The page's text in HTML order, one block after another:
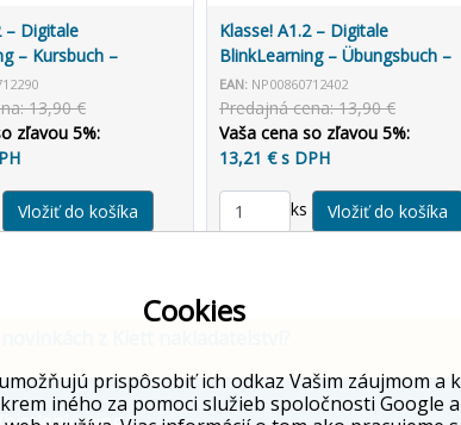
– Digitale
– Kursbuch –
(3 roky)
13,90 €
zľavou 5%:
Klasse! A1.2 – Digitale
BlinkLearning – Übungsbuch –
Lernende (14 mesiacov)
EAN: NP00860712402
Predajná cena: 13,90 €
Vaša cena so zľavou 5%:
13,21 € s DPH
ks
Cookies
prispôsobiť ich odkaz Vašim záujmom
iného za pomoci služieb spoločnosti Google